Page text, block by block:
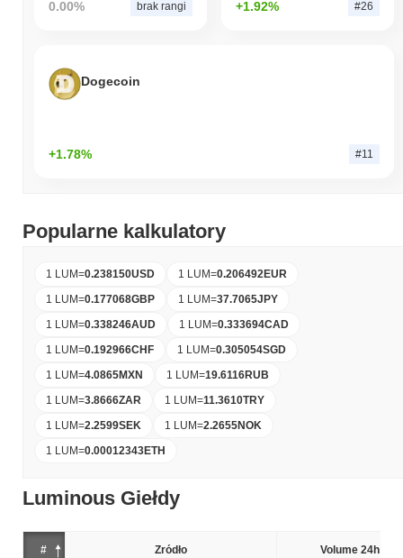
0.00% brak rangi +1.92% #26
Dogecoin
+1.78% #11
Popularne kalkulatory
1 LUM=0.238150USD 1 LUM=0.206492EUR
1 LUM=0.177068GBP 1 LUM=37.7065JPY
1 LUM=0.338246AUD 1 LUM=0.333694CAD
1 LUM=0.192966CHF 1 LUM=0.305054SGD
1 LUM=4.0865MXN 1 LUM=19.6116RUB
1 LUM=3.8666ZAR 1 LUM=11.3610TRY
1 LUM=2.2599SEK 1 LUM=2.2655NOK
1 LUM=0.00012343ETH
Luminous Giełdy
# Źródło Volume 24h (%)